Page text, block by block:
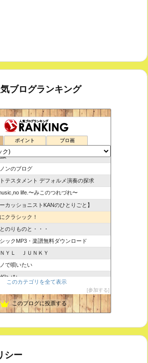
気ブログランキング
ポイント ブロ画
楽コンサート・レッスンいたします
ッリ、イタリア、アモーレ！
ンのブログ
テスタメント デフォルメ演奏の探求
life.〜みこのつれづれ〜
ーカッショニストKANのひとりごと】
クラシック！
のりものと・・・
ックMP3・楽譜無料ダウンロード
ＹＬ ＪＵＮＫＹ
で唄いたい
+*+
き書きます♪
このカテゴリを全て表示
参加する
このブログに投票する
シー